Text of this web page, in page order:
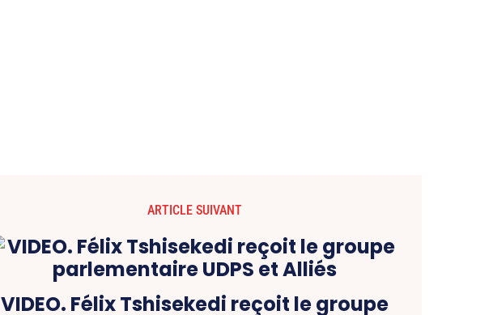
ARTICLE SUIVANT
VIDEO. Félix Tshisekedi reçoit le groupe